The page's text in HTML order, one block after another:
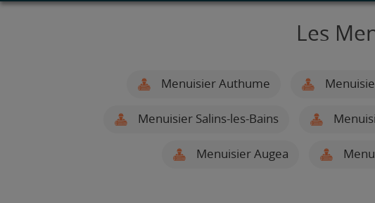
Les
Menuisier Authume
Menuisier Salins-les-Bains
Menuisier Augea